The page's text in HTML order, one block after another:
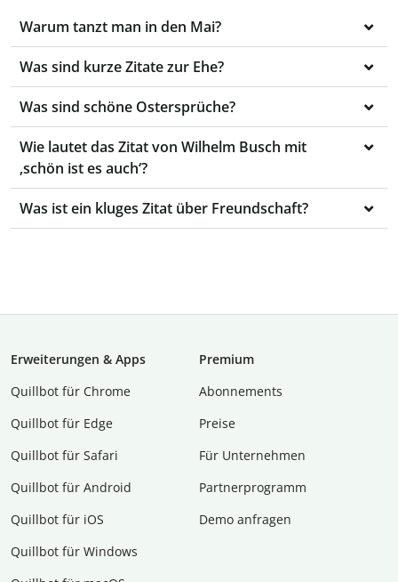
Warum tanzt man in den Mai?
Was sind kurze Zitate zur Ehe?
Was sind schöne Ostersprüche?
Wie lautet das Zitat von Wilhelm Busch mit
‚schön ist es auch‘?
Was ist ein kluges Zitat über Freundschaft?
Erweiterungen & Apps
Quillbot für Chrome
Quillbot für Edge
Quillbot für Safari
Quillbot für Android
Quillbot für iOS
Quillbot für Windows
Premium
Abon­ne­ments
Preise
Für Unternehmen
Partnerprogramm
Demo anfragen